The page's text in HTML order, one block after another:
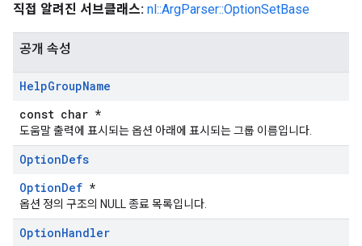
직접 알려진 서브클래스: nl::ArgParser::OptionSetBase
공개 속성
HelpGroupName
const char *
도움말 출력에 표시되는 옵션 아래에 표시되는 그룹 이름입니다.
OptionDefs
OptionDef *
옵션 정의 구조의 NULL 종료 목록입니다.
OptionHandler